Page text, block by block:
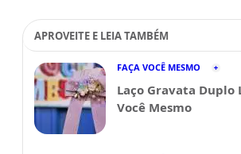
APROVEITE E LEIA TAMBÉM
FAÇA VOCÊ MESMO
Laço Gravata Duplo
Você Mesmo